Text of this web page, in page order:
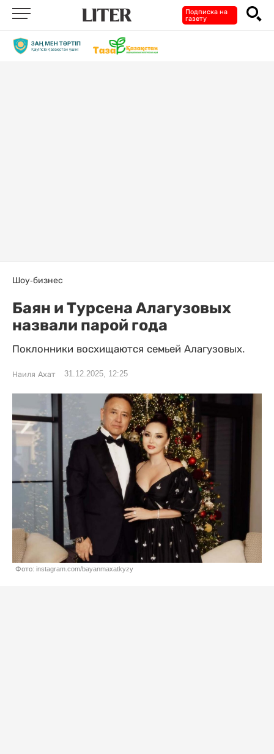
Подписка на
газету
Шоу-бизнес
Баян и Турсена Алагузовых
назвали парой года
Поклонники восхищаются семьей Алагузовых.
Наиля Ахат 31.12.2025, 12:25
Фото: instagram.com/bayanmaxatkyzy